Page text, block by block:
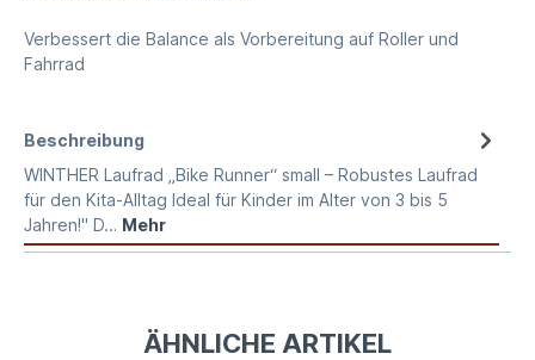
Verbessert die Balance als Vorbereitung auf Roller und
Fahrrad
Beschreibung
WINTHER Laufrad „Bike Runner“ small – Robustes Laufrad
für den Kita-Alltag Ideal für Kinder im Alter von 3 bis 5
Jahren!" D… Mehr
ÄHNLICHE ARTIKEL